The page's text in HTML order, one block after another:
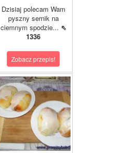
Dzisiaj polecam Wam
pyszny sernik na
ciemnym spodzie... ⇖
1336
Zobacz przepis!